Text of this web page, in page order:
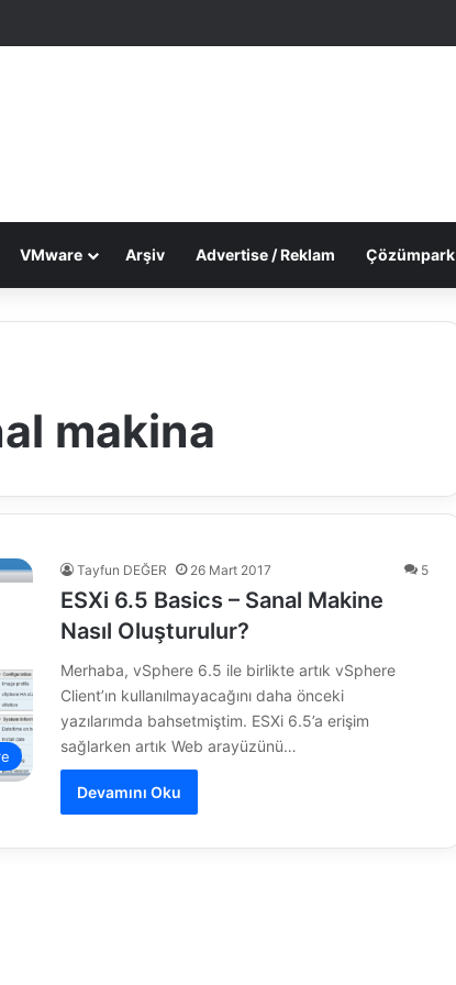
VMware Arşiv Advertise / Reklam Çözümpark
makina
Tayfun DEĞER 26 Mart 2017 5
ESXi 6.5 Basics – Sanal Makine
Nasıl Oluşturulur?
Merhaba, vSphere 6.5 ile birlikte artık vSphere
Client’ın kullanılmayacağını daha önceki
yazılarımda bahsetmiştim. ESXi 6.5’a erişim
sağlarken artık Web arayüzünü…
Devamını Oku